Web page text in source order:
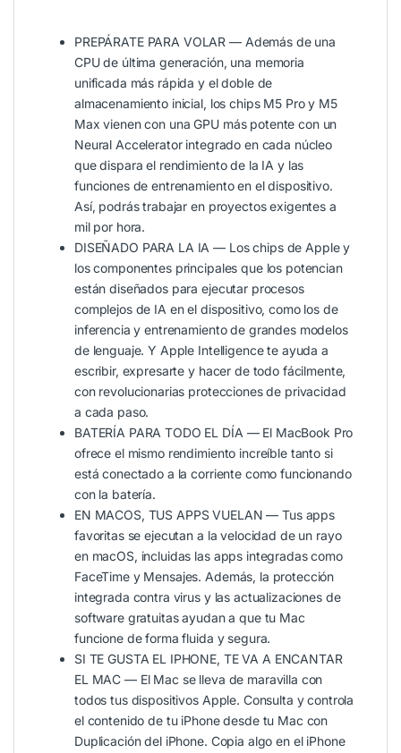
PREPÁRATE PARA VOLAR — Además de una
CPU de última generación, una memoria
unificada más rápida y el doble de
almacenamiento inicial, los chips M5 Pro y M5
Max vienen con una GPU más potente con un
Neural Accelerator integrado en cada núcleo
que dispara el rendimiento de la IA y las
funciones de entrenamiento en el dispositivo.
Así, podrás trabajar en proyectos exigentes a
mil por hora.
DISEÑADO PARA LA IA — Los chips de Apple y
los componentes principales que los potencian
están diseñados para ejecutar procesos
complejos de IA en el dispositivo, como los de
inferencia y entrenamiento de grandes modelos
de lenguaje. Y Apple Intelligence te ayuda a
escribir, expresarte y hacer de todo fácilmente,
con revolucionarias protecciones de privacidad
a cada paso.
BATERÍA PARA TODO EL DÍA — El MacBook Pro
ofrece el mismo rendimiento increíble tanto si
está conectado a la corriente como funcionando
con la batería.
EN MACOS, TUS APPS VUELAN — Tus apps
favoritas se ejecutan a la velocidad de un rayo
en macOS, incluidas las apps integradas como
FaceTime y Mensajes. Además, la protección
integrada contra virus y las actualizaciones de
software gratuitas ayudan a que tu Mac
funcione de forma fluida y segura.
SI TE GUSTA EL IPHONE, TE VA A ENCANTAR
EL MAC — El Mac se lleva de maravilla con
todos tus dispositivos Apple. Consulta y controla
el contenido de tu iPhone desde tu Mac con
Duplicación del iPhone. Copia algo en el iPhone